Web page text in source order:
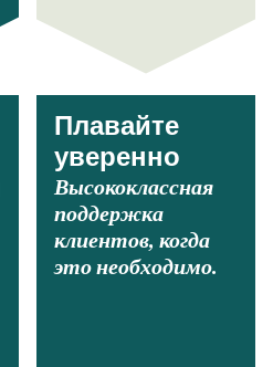
Плавайте
уверенно
Высококлассная
поддержка
клиентов, когда
это необходимо.